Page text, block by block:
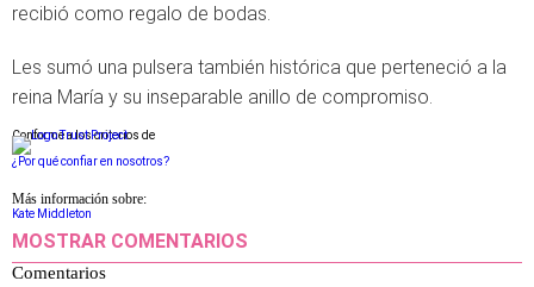
recibió como regalo de bodas.
Les sumó una pulsera también histórica que perteneció a la
reina María y su inseparable anillo de compromiso.
Conforme a los criterios de
¿Por qué confiar en nosotros?
Más información sobre:
Kate Middleton
MOSTRAR COMENTARIOS
Comentarios